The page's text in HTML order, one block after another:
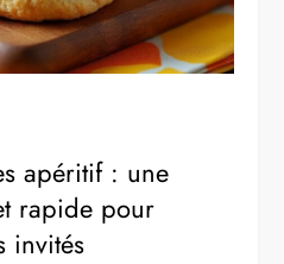
apéritif : une
rapide pour
invités